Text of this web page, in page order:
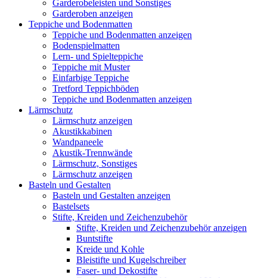
Garderobeleisten und Sonstiges
Garderoben anzeigen
Teppiche und Bodenmatten
Teppiche und Bodenmatten anzeigen
Bodenspielmatten
Lern- und Spielteppiche
Teppiche mit Muster
Einfarbige Teppiche
Tretford Teppichböden
Teppiche und Bodenmatten anzeigen
Lärmschutz
Lärmschutz anzeigen
Akustikkabinen
Wandpaneele
Akustik-Trennwände
Lärmschutz, Sonstiges
Lärmschutz anzeigen
Basteln und Gestalten
Basteln und Gestalten anzeigen
Bastelsets
Stifte, Kreiden und Zeichenzubehör
Stifte, Kreiden und Zeichenzubehör anzeigen
Buntstifte
Kreide und Kohle
Bleistifte und Kugelschreiber
Faser- und Dekostifte